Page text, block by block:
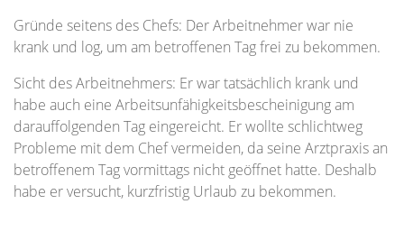
Gründe seitens des Chefs: Der Arbeitnehmer war nie
krank und log, um am betroffenen Tag frei zu bekommen.
Sicht des Arbeitnehmers: Er war tatsächlich krank und
habe auch eine Arbeitsunfähigkeitsbescheinigung am
darauffolgenden Tag eingereicht. Er wollte schlichtweg
Probleme mit dem Chef vermeiden, da seine Arztpraxis an
betroffenem Tag vormittags nicht geöffnet hatte. Deshalb
habe er versucht, kurzfristig Urlaub zu bekommen.